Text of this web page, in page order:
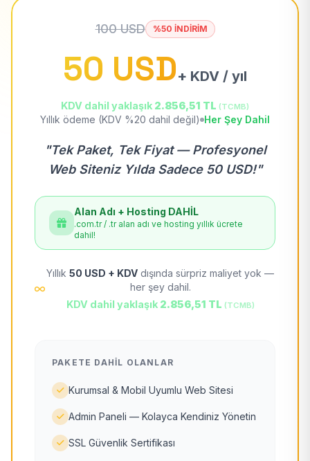
100 USD %50 İNDİRİM
50 USD+ KDV / yıl
KDV dahil yaklaşık 2.856,51 TL (TCMB)
Yıllık ödeme (KDV %20 dahil değil) Her Şey Dahil
"Tek Paket, Tek Fiyat — Profesyonel
Web Siteniz Yılda Sadece 50 USD!"
Alan Adı + Hosting DAHİL
.com.tr / .tr alan adı ve hosting yıllık ücrete
dahil!
Yıllık 50 USD + KDV dışında sürpriz maliyet yok —
her şey dahil.
KDV dahil yaklaşık 2.856,51 TL (TCMB)
PAKETE DAHIL OLANLAR
Kurumsal & Mobil Uyumlu Web Sitesi
Admin Paneli — Kolayca Kendiniz Yönetin
SSL Güvenlik Sertifikası